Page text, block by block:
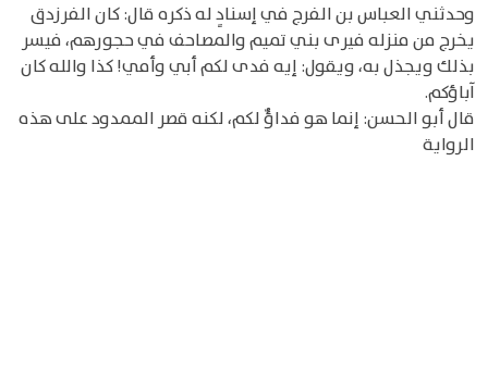
وحدثني العباس بن الفرج في إسنادٍ له ذكره قال: كان الفرزدق
يخرج من منزله فيرى بني تميم والمصاحف في حجورهم، فيسر
بذلك ويجذل به، ويقول: إيه فدى لكم أبي وأمي! كذا والله كان
آباؤكم.
قال أبو الحسن: إنما هو فداؤٌ لكم، لكنه قصر الممدود على هذه
الرواية